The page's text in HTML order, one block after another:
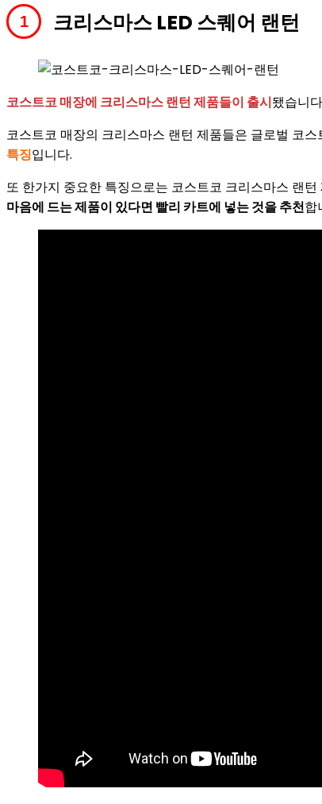
크리스마스 LED 스퀘어 랜턴
코스트코 매장에 크리스마스 랜턴 제품들이 출시됐습니
코스트코 매장의 크리스마스 랜턴 제품들은 글로벌 코
특징입니다.
또 한가지 중요한 특징으로는 코스트코 크리스마스 랜
마음에 드는 제품이 있다면 빨리 카트에 넣는 것을 추천합